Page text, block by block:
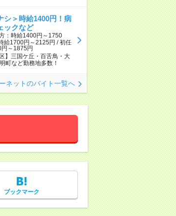
シ＞時給1400円！病
ックなど
：時給1400円～1750
給1700円～2125円 / 初任
～1875円
】三国ケ丘・百舌鳥・大
町など勤務地多数！
ネットのバイト一覧へ
ブックマーク